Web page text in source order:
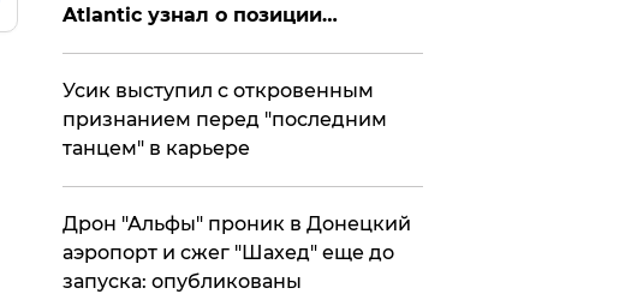
Atlantic узнал о позиции
Усик выступил с откровенным
признанием перед "последним
танцем" в карьере
Дрон "Альфы" проник в Донецкий
аэропорт и сжег "Шахед" еще до
запуска: опубликованы